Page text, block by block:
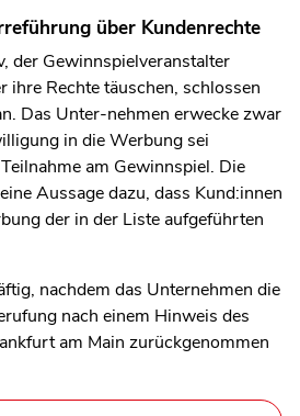
über Kundenrechte
der Gewinnspielveranstalter
ihre Rechte täuschen, schlossen
Das Unter-nehmen erwecke zwar
in die Werbung sei
am Gewinnspiel. Die
Aussage dazu, dass Kund:innen
der in der Liste aufgeführten
nachdem das Unternehmen die
nach einem Hinweis des
am Main zurückgenommen